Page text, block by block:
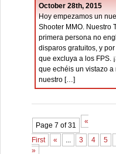
October 28th, 2015
Hoy empezamos un
Shooter MMO. Nuestro
primera persona no
disparos gratuitos, y
que excluya a los FPS.
que echéis un vistazo
nuestro […]
Page 7 of 31 «
First « ... 3 4 5
»